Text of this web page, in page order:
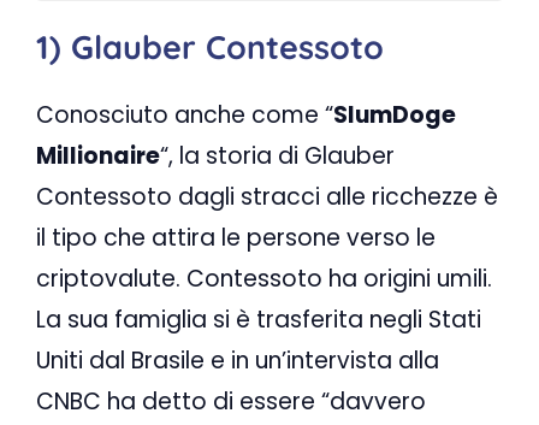
1) Glauber Contessoto
Conosciuto anche come “SlumDoge
Millionaire“, la storia di Glauber
Contessoto dagli stracci alle ricchezze è
il tipo che attira le persone verso le
criptovalute. Contessoto ha origini umili.
La sua famiglia si è trasferita negli Stati
Uniti dal Brasile e in un’intervista alla
CNBC ha detto di essere “davvero